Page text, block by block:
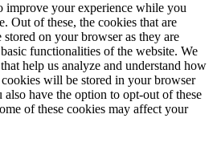
improve your experience while you
Out of these, the cookies that are
stored on your browser as they are
functionalities of the website. We
help us analyze and understand how
will be stored in your browser
have the option to opt-out of these
of these cookies may affect your